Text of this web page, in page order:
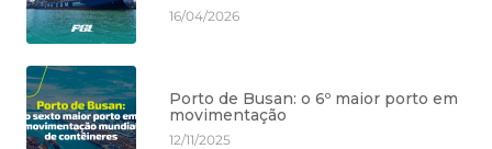
16/04/2026
Porto de Busan: o 6º maior porto em
movimentação
12/11/2025